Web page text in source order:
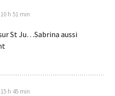
h 51 min
St Ju…Sabrina aussi
h 45 min